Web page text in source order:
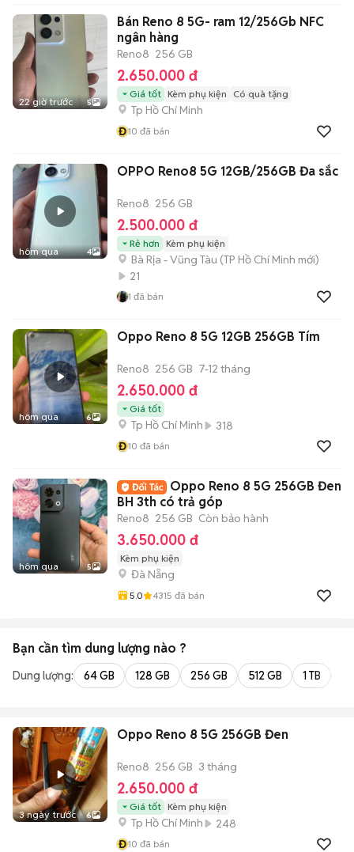
22 giờ trước 5
Bán Reno 8 5G- ram 12/256Gb NFC
ngân hàng
Reno8 256 GB
2.650.000 đ
Giá tốt Kèm phụ kiện Có quà tặng
Tp Hồ Chí Minh
Đ10 đã bán
hôm qua 4
OPPO Reno8 5G 12GB/256GB Đa sắc
Reno8 256 GB
2.500.000 đ
Rẻ hơn Kèm phụ kiện
Bà Rịa - Vũng Tàu (TP Hồ Chí Minh mới)
21
1 đã bán
hôm qua 6
Oppo Reno 8 5G 12GB 256GB Tím
Reno8 256 GB 7-12 tháng
2.650.000 đ
Giá tốt
Tp Hồ Chí Minh
318
Đ10 đã bán
hôm qua 5
Oppo Reno 8 5G 256GB Đen
BH 3th có trả góp
Reno8 256 GB Còn bảo hành
3.650.000 đ
Kèm phụ kiện
Đà Nẵng
5.0 4315 đã bán
Bạn cần tìm dung lượng nào ?
Dung lượng: 64 GB 128 GB 256 GB 512 GB 1 TB
3 ngày trước 6
Oppo Reno 8 5G 256GB Đen
Reno8 256 GB 3 tháng
2.650.000 đ
Giá tốt Kèm phụ kiện
Tp Hồ Chí Minh
248
Đ10 đã bán